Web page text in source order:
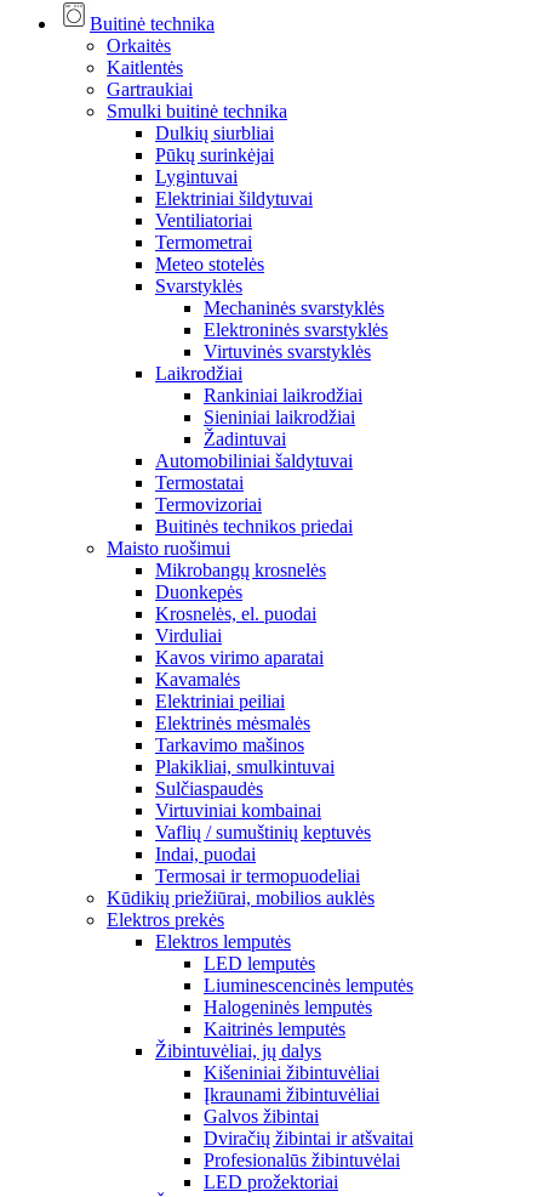
Buitinė technika
Orkaitės
Kaitlentės
Gartraukiai
Smulki buitinė technika
Dulkių siurbliai
Pūkų surinkėjai
Lygintuvai
Elektriniai šildytuvai
Ventiliatoriai
Termometrai
Meteo stotelės
Svarstyklės
Mechaninės svarstyklės
Elektroninės svarstyklės
Virtuvinės svarstyklės
Laikrodžiai
Rankiniai laikrodžiai
Sieniniai laikrodžiai
Žadintuvai
Automobiliniai šaldytuvai
Termostatai
Termovizoriai
Buitinės technikos priedai
Maisto ruošimui
Mikrobangų krosnelės
Duonkepės
Krosnelės, el. puodai
Virduliai
Kavos virimo aparatai
Kavamalės
Elektriniai peiliai
Elektrinės mėsmalės
Tarkavimo mašinos
Plakikliai, smulkintuvai
Sulčiaspaudės
Virtuviniai kombainai
Vaflių / sumuštinių keptuvės
Indai, puodai
Termosai ir termopuodeliai
Kūdikių priežiūrai, mobilios auklės
Elektros prekės
Elektros lemputės
LED lemputės
Liuminescencinės lemputės
Halogeninės lemputės
Kaitrinės lemputės
Žibintuvėliai, jų dalys
Kišeniniai žibintuvėliai
Įkraunami žibintuvėliai
Galvos žibintai
Dviračių žibintai ir atšvaitai
Profesionalūs žibintuvėlai
LED prožektoriai